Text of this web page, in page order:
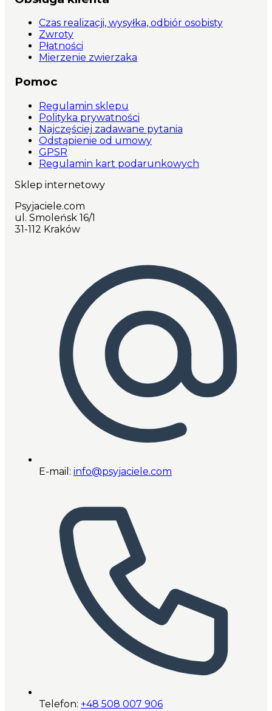
Czas realizacji, wysyłka, odbiór osobisty
Zwroty
Płatności
Mierzenie zwierzaka
Pomoc
Regulamin sklepu
Polityka prywatności
Najczęściej zadawane pytania
Odstąpienie od umowy
GPSR
Regulamin kart podarunkowych
Sklep internetowy
Psyjaciele.com
ul. Smoleńsk 16/1
31-112 Kraków
E-mail: info@psyjaciele.com
Telefon: +48 508 007 906